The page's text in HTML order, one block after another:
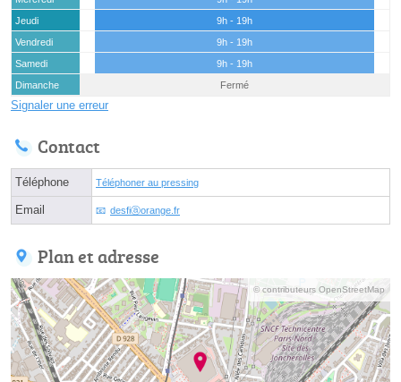
Jeudi
9h - 19h
Vendredi
9h - 19h
Samedi
9h - 19h
Dimanche
Fermé
Signaler une erreur
Contact
Téléphone Téléphoner au pressing
Email desfiⓐorange.fr
Plan et adresse
© contributeurs OpenStreetMap